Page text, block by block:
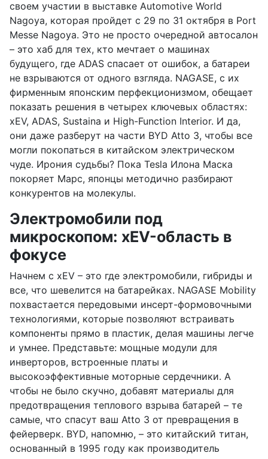
своем участии в выставке Automotive World
Nagoya, которая пройдет с 29 по 31 октября в Port
Messe Nagoya. Это не просто очередной автосалон
– это хаб для тех, кто мечтает о машинах
будущего, где ADAS спасает от ошибок, а батареи
не взрываются от одного взгляда. NAGASE, с их
фирменным японским перфекционизмом, обещает
показать решения в четырех ключевых областях:
xEV, ADAS, Sustaina и High-Function Interior. И да,
они даже разберут на части BYD Atto 3, чтобы все
могли покопаться в китайском электрическом
чуде. Ирония судьбы? Пока Tesla Илона Маска
покоряет Марс, японцы методично разбирают
конкурентов на молекулы.
Электромобили под
микроскопом: xEV-область в
фокусе
Начнем с xEV – это где электромобили, гибриды и
все, что шевелится на батарейках. NAGASE Mobility
похвастается передовыми инсерт-формовочными
технологиями, которые позволяют встраивать
компоненты прямо в пластик, делая машины легче
и умнее. Представьте: мощные модули для
инверторов, встроенные платы и
высокоэффективные моторные сердечники. А
чтобы не было скучно, добавят материалы для
предотвращения теплового взрыва батарей – те
самые, что спасут ваш Atto 3 от превращения в
фейерверк. BYD, напомню, – это китайский титан,
основанный в 1995 году как производитель